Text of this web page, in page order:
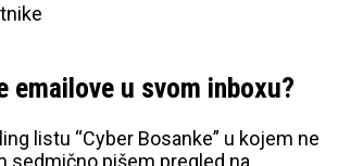
emailove u svom inboxu?
listu “Cyber Bosanke” u kojem ne
sedmično pišem pregled na